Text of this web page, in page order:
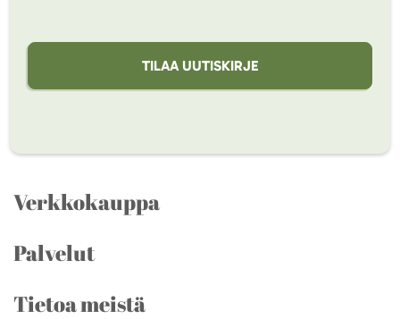
TILAA UUTISKIRJE
Verkkokauppa
Palvelut
Tietoa meistä